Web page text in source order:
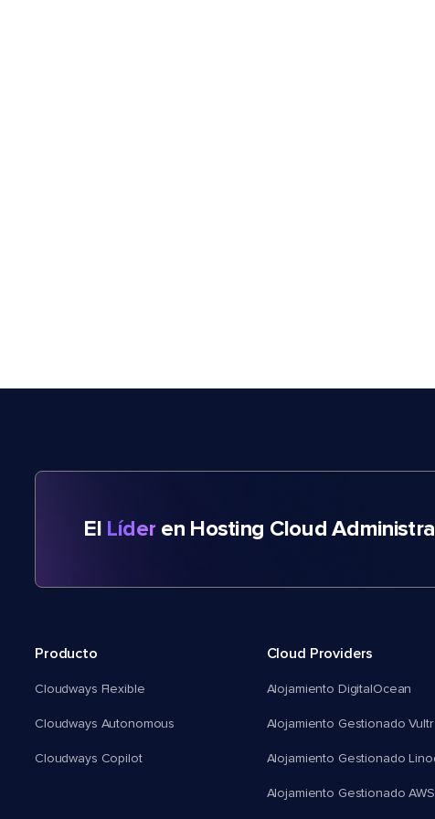
El Líder en Hosting Cloud
Producto
Cloudways Flexible
Cloudways Autonomous
Cloudways Copilot
Cloud Providers
Alojamiento DigitalOcean
Alojamiento Gestionado Vultr
Alojamiento Gestionado
Alojamiento Gestionado AWS